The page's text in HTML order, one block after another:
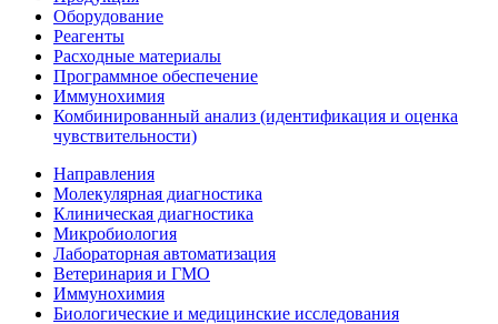
Оборудование
Реагенты
Расходные материалы
Программное обеспечение
Иммунохимия
Комбинированный анализ (идентификация и оценка
чувствительности)
Направления
Молекулярная диагностика
Клиническая диагностика
Микробиология
Лабораторная автоматизация
Ветеринария и ГМО
Иммунохимия
Биологические и медицинские исследования